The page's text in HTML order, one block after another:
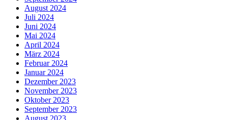
August 2024
Juli 2024
Juni 2024
Mai 2024
April 2024
März 2024
Februar 2024
Januar 2024
Dezember 2023
November 2023
Oktober 2023
September 2023
August 2023